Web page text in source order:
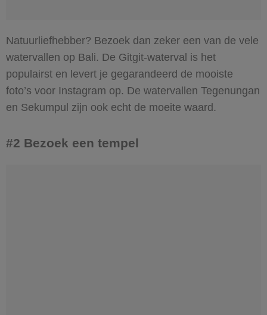
Natuurliefhebber? Bezoek dan zeker een van de vele
watervallen op Bali. De Gitgit-waterval is het
populairst en levert je gegarandeerd de mooiste
foto’s voor Instagram op. De watervallen Tegenungan
en Sekumpul zijn ook echt de moeite waard.
#2 Bezoek een tempel